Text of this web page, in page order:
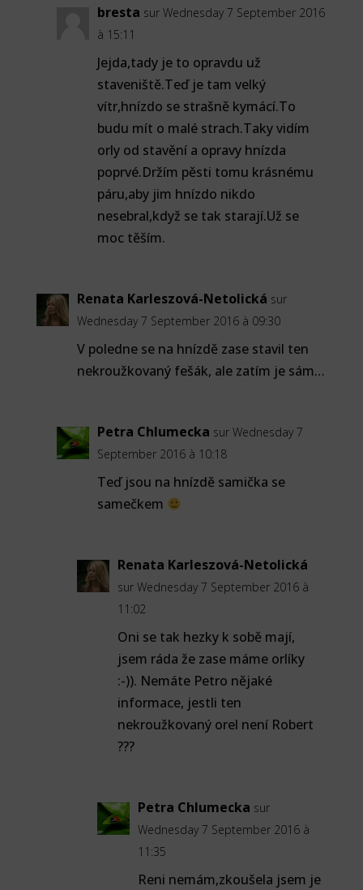
bresta sur Wednesday 7 September 2016
à 15:11
Jejda,tady je to opravdu už
staveniště.Teď je tam velký
vítr,hnízdo se strašně kymácí.To
budu mít o malé strach.Taky vidím
orly od stavění a opravy hnízda
poprvé.Držím pěsti tomu krásnému
páru,aby jim hnízdo nikdo
nesebral,když se tak starají.Už se
moc těším.
Renata Karleszová-Netolická sur
Wednesday 7 September 2016 à 09:30
V poledne se na hnízdě zase stavil ten
nekroužkovaný fešák, ale zatím je sám…
Petra Chlumecka sur Wednesday 7
September 2016 à 10:18
Teď jsou na hnízdě samička se
samečkem
Renata Karleszová-Netolická
sur Wednesday 7 September 2016 à
11:02
Oni se tak hezky k sobě mají,
jsem ráda že zase máme orlíky
:-)). Nemáte Petro nějaké
informace, jestli ten
nekroužkovaný orel není Robert
???
Petra Chlumecka sur
Wednesday 7 September 2016 à
11:35
Reni nemám,zkoušela jsem je